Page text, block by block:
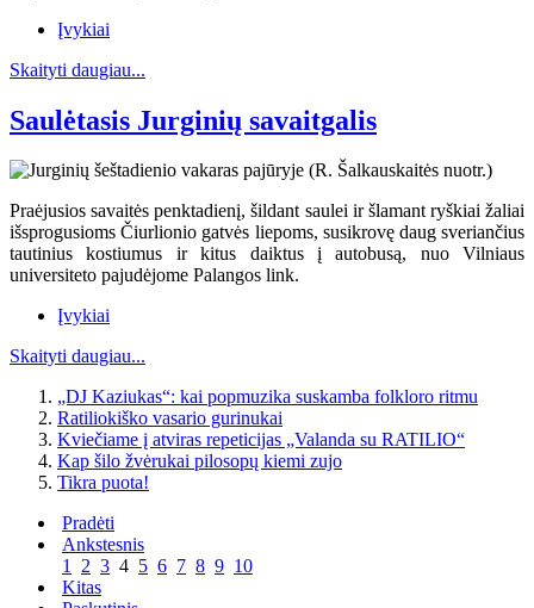
Įvykiai
Skaityti daugiau...
Saulėtasis Jurginių savaitgalis
Praėjusios savaitės penktadienį, šildant saulei ir šlamant ryškiai žaliai
išsprogusioms Čiurlionio gatvės liepoms, susikrovę daug sveriančius
tautinius kostiumus ir kitus daiktus į autobusą, nuo Vilniaus
universiteto pajudėjome Palangos link.
Įvykiai
Skaityti daugiau...
„DJ Kaziukas“: kai popmuzika suskamba folkloro ritmu
Ratiliokiško vasario gurinukai
Kviečiame į atviras repeticijas „Valanda su RATILIO“
Kap šilo žvėrukai pilosopų kiemi zujo
Tikra puota!
Pradėti
Ankstesnis
1 2 3 4 5 6 7 8 9 10
Kitas